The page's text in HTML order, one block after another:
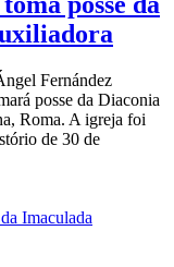
Fernández
posse da Diaconia
Roma. A igreja foi
de 30 de